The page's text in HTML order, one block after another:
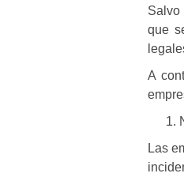
Salvo
que
A
Las